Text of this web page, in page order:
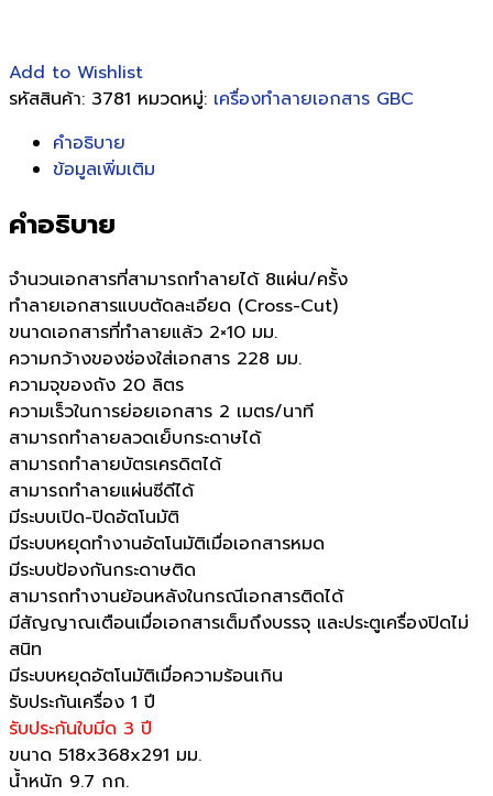
Add to Wishlist
รหัสสินค้า: 3781 หมวดหมู่: เครื่องทำลายเอกสาร GBC
คำอธิบาย
ข้อมูลเพิ่มเติม
คำอธิบาย
จำนวนเอกสารที่สามารถทำลายได้ 8แผ่น/ครั้ง
ทำลายเอกสารแบบตัดละเอียด (Cross-Cut)
ขนาดเอกสารที่ทำลายแล้ว 2×10 มม.
ความกว้างของช่องใส่เอกสาร 228 มม.
ความจุของถัง 20 ลิตร
ความเร็วในการย่อยเอกสาร 2 เมตร/นาที
สามารถทำลายลวดเย็บกระดาษได้
สามารถทำลายบัตรเครดิตได้
สามารถทำลายแผ่นซีดีได้
มีระบบเปิด-ปิดอัตโนมัติ
มีระบบหยุดทำงานอัตโนมัติเมื่อเอกสารหมด
มีระบบป้องกันกระดาษติด
สามารถทำงานย้อนหลังในกรณีเอกสารติดได้
มีสัญญาณเตือนเมื่อเอกสารเต็มถึงบรรจุ และประตูเครื่องปิดไม่
สนิท
มีระบบหยุดอัตโนมัติเมื่อความร้อนเกิน
รับประกันเครื่อง 1 ปี
รับประกันใบมีด 3 ปี
ขนาด 518x368x291 มม.
น้ำหนัก 9.7 กก.